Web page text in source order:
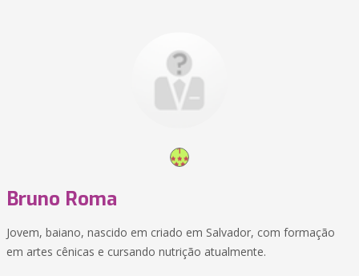
Bruno Roma
Jovem, baiano, nascido em criado em Salvador, com formação
em artes cênicas e cursando nutrição atualmente.